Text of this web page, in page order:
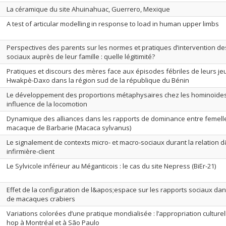
La céramique du site Ahuinahuac, Guerrero, Mexique
A test of articular modelling in response to load in human upper limbs
Perspectives des parents sur les normes et pratiques d’intervention
sociaux auprès de leur famille : quelle légitimité?
Pratiques et discours des mères face aux épisodes fébriles de leurs
Hwakpè-Daxo dans la région sud de la république du Bénin
Le développement des proportions métaphysaires chez les
influence de la locomotion
Dynamique des alliances dans les rapports de dominance entre
macaque de Barbarie (Macaca sylvanus)
Le signalement de contexts micro- et macro-sociaux durant la relation
infirmière-client
Le Sylvicole inférieur au Méganticois : le cas du site Nepress (BiEr-21)
Effet de la configuration de l&apos;espace sur les rapports sociaux
de macaques crabiers
Variations colorées d’une pratique mondialisée : l’appropriation
hop à Montréal et à São Paulo